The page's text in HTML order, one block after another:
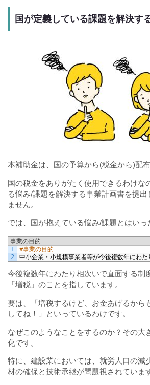
国が定義している課題を解決す
本補助金は、国の予算から(税金から)配
国の税金をありがたく使用できるわけな
る悩み/課題を解決する事業計画書を提
ません。
では、国が抱えている悩み/課題とはいっ
事業の目的
1
2
#事業の目的
中小企業・小規模事業者等が今後複数年にわ
今後複数年にわたり相次いで直面する制
「増税」のことを指しています。
要は、「増税するけど、お金あげるから
してね！」といっているわけです。
なぜこのようなことをするのか？その大
化です。
特に、建設業においては、就労人口の減
材の確保と技術承継が問題視されていま